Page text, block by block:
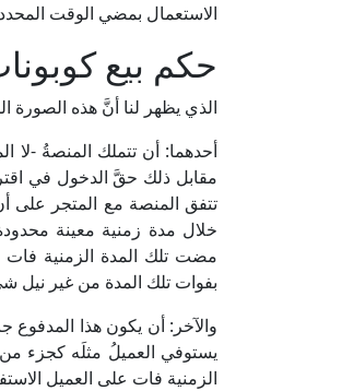
الاستعمال بمضي الوقت
حكم بيع
الذي يظهر لنا أنَّ هذه الصورة
أحدهما: أن تتملك المنصةُ -لا
مقابل ذلك حقَّ الدخول في
تتفق المنصة مع المتجر على
خلال مدة زمنية معينة
مضت تلك المدة الزمنية فات
بفوات تلك المدة من غير نيل
والآخر: أن يكون هذا المدفوع
يستوفي العميلُ مثلَه كجزء
الزمنية فات على العميل